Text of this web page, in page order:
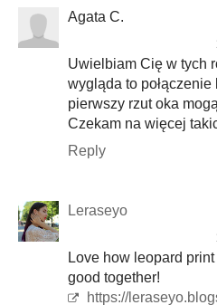
Agata C.
Uwielbiam Cię w tych
wygląda to
pierwszy rzut oka
Czekam na więcej
Reply
Leraseyo
Love how leopard
good together!
https://